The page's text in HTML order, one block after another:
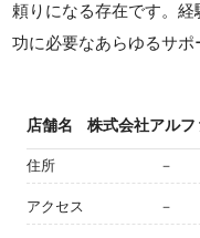
頼りになる存在です。
功に必要なあらゆるサポ
店舗名 株式会社アルフ
住所 －
アクセス －